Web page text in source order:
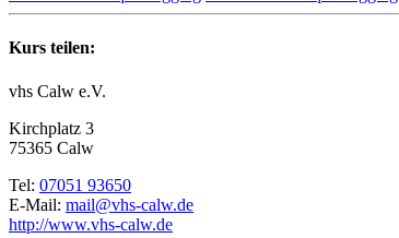
Kurs teilen:
vhs Calw e.V.
Kirchplatz 3
75365 Calw
Tel: 07051 93650
E-Mail: mail@vhs-calw.de
http://www.vhs-calw.de